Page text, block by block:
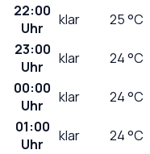
22:00
Uhr
klar 25°C
23:00
Uhr
klar 24°C
00:00
Uhr
klar 24°C
01:00
Uhr
klar 24°C